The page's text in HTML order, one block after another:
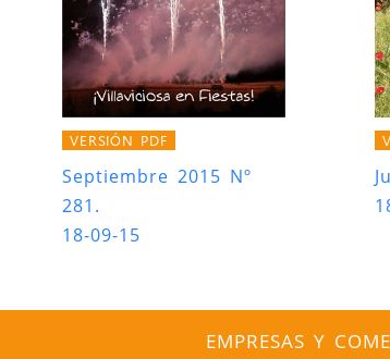
VERSIÓN PDF
Septiembre 2015 Nº
281.
18-09-15
EMPRESAS Y